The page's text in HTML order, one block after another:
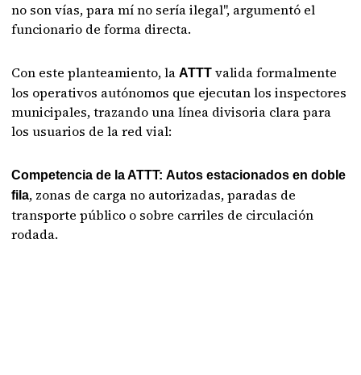
no son vías, para mí no sería ilegal", argumentó el
funcionario de forma directa.
Con este planteamiento, laATTT valida formalmente
los operativos autónomos que ejecutan los inspectores
municipales, trazando una línea divisoria clara para
los usuarios de la red vial:
Competencia de la ATTT: Autos estacionados en doble
fila, zonas de carga no autorizadas, paradas de
transporte público o sobre carriles de circulación
rodada.